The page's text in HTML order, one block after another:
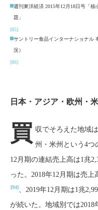
週刊東洋経済 2015年12月18日号「
題」
[85]
サントリー食品インターナショナル
況）
[86]
日本・アジア・欧州・
買 収でそろえた地域
州・米州という4つ
12月期の連結売上高は1兆
った。2018年12月期は売上
[94] 、2019年12月期は1兆
が続いた。地域別では2018